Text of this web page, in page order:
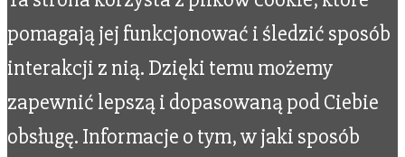
pomagają jej funkcjonować i śledzić sposób
interakcji z nią. Dzięki temu możemy
zapewnić lepszą i dopasowaną pod Ciebie
obsługę. Informacje o tym, w jaki sposób